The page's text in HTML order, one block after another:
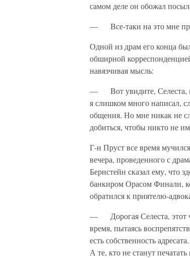
самом деле он обожал
— Все-таки на это мне
Одной из драм его конца
обширной
навязчивая мысль:
— Вот увидите, Селеста,
я слишком много написал,
общения. Но мне никак не
добиться, чтобы никто не
Г-н Пруст все время
вечера, проведенного с
Бернстейн сказал ему, что
банкиром Орасом Финали,
обратился к приятелю-
— Дорогая Селеста, этот
время, пытаясь
есть собственность
А те, кто не станут